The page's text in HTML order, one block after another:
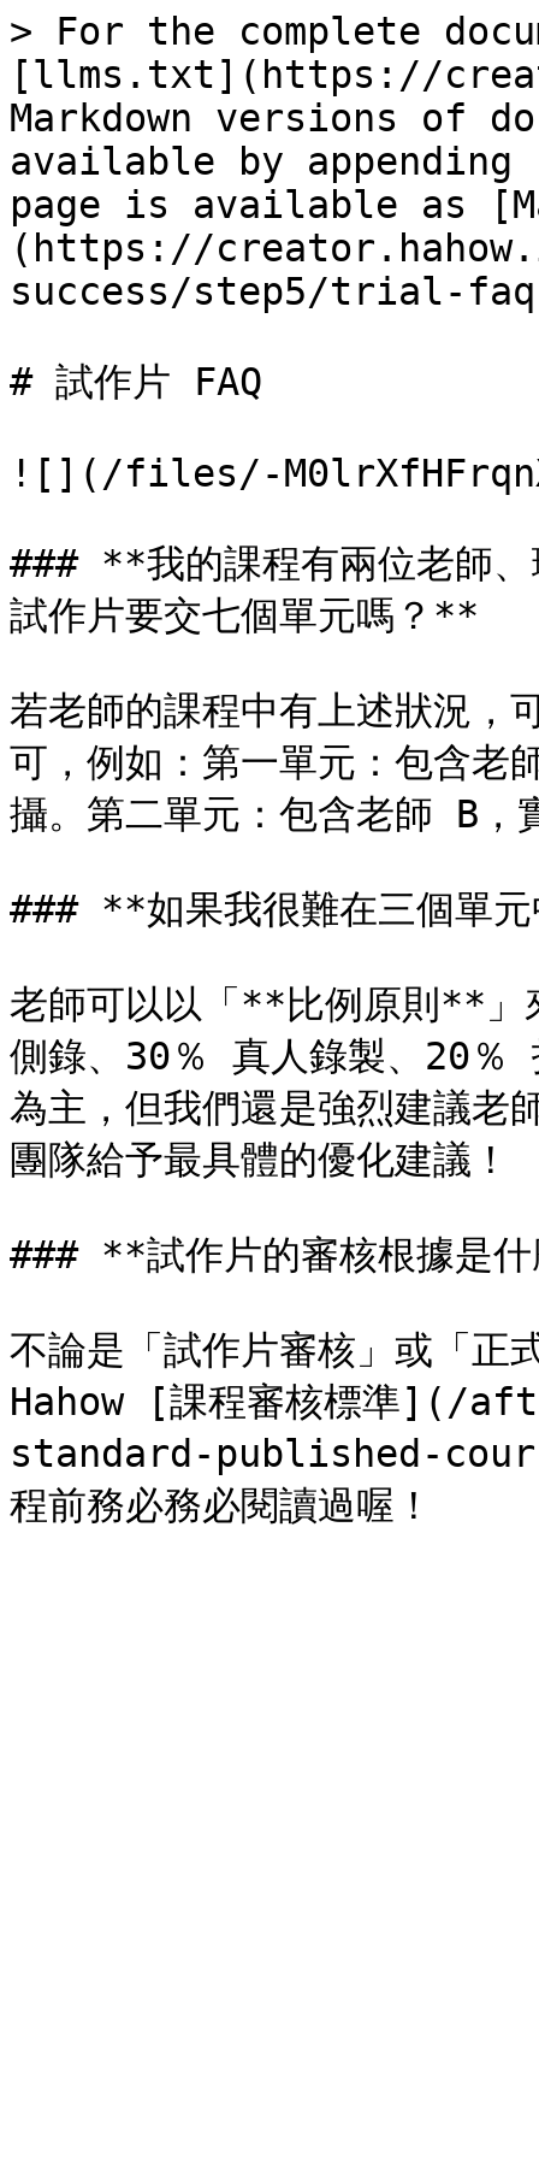
> For the complete
[llms.txt](https://
Markdown versions of
available by
page is available as
(https://
success/step5/trial-
# 試作片 FAQ
![](/files/-
### **我的課程有兩位老師、
試作片要交七個單元嗎？**
若老師的課程中有上述狀況，
可，例如：第一單元：包含老
攝。第二單元：包含老師 B，
### **如果我很難在三個單
老師可以以「**比例原則**
側錄、30％ 真人錄製、20％
為主，但我們還是強烈建議老
團隊給予最具體的優化建議！
### **試作片的審核根據是
不論是「試作片審核」或「正
Hahow [課程審核標準](/
standard-published-